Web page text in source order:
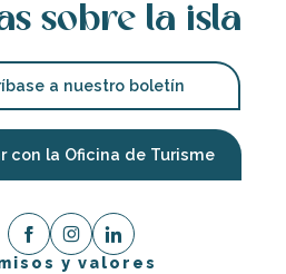
sobre la isla
a nuestro boletín
con la Oficina de Turisme
y valores